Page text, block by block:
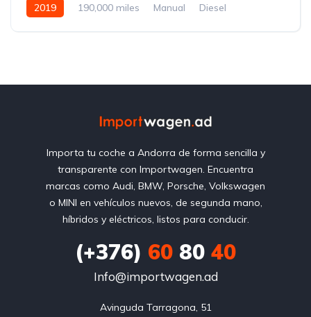
2019 190,000 miles Manual
Diesel
Importa tu coche a Andorra de forma sencilla y
transparente con Importwagen. Encuentra
marcas como Audi, BMW, Porsche, Volkswagen
o MINI en vehículos nuevos, de segunda mano,
híbridos y eléctricos, listos para conducir.
(+376) 60 80 40
Info@importwagen.ad
Avinguda Tarragona, 51